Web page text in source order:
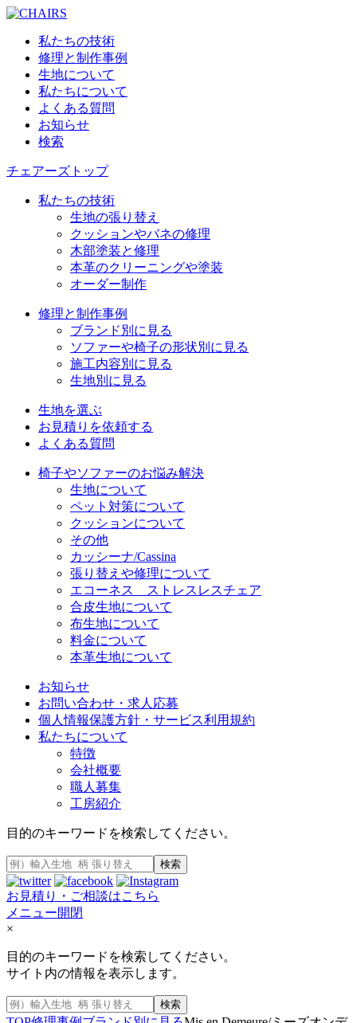
私たちの技術
修理と制作事例
生地について
私たちについて
よくある質問
お知らせ
検索
チェアーズトップ
私たちの技術
生地の張り替え
クッションやバネの修理
木部塗装と修理
本革のクリーニングや塗装
オーダー制作
修理と制作事例
ブランド別に見る
ソファーや椅子の形状別に見る
施工内容別に見る
生地別に見る
生地を選ぶ
お見積りを依頼する
よくある質問
椅子やソファーのお悩み解決
生地について
ペット対策について
クッションについて
その他
カッシーナ/Cassina
張り替えや修理について
エコーネス ストレスレスチェア
合皮生地について
布生地について
料金について
本革生地について
お知らせ
お問い合わせ・求人応募
個人情報保護方針・サービス利用規約
私たちについて
特徴
会社概要
職人募集
工房紹介
目的のキーワードを検索してください。
検索
お見積り・ご相談はこちら
メニュー開閉
×
目的のキーワードを検索してください。
サイト内の情報を表示します。
検索